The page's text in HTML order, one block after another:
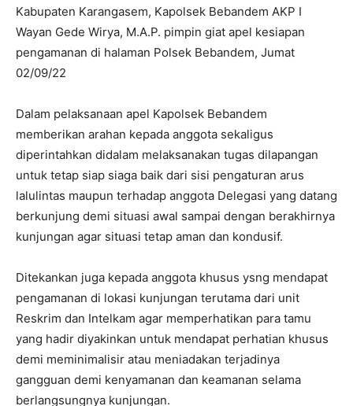
Kabupaten Karangasem, Kapolsek Bebandem AKP I
Wayan Gede Wirya, M.A.P. pimpin giat apel kesiapan
pengamanan di halaman Polsek Bebandem, Jumat
02/09/22
Dalam pelaksanaan apel Kapolsek Bebandem
memberikan arahan kepada anggota sekaligus
diperintahkan didalam melaksanakan tugas dilapangan
untuk tetap siap siaga baik dari sisi pengaturan arus
lalulintas maupun terhadap anggota Delegasi yang datang
berkunjung demi situasi awal sampai dengan berakhirnya
kunjungan agar situasi tetap aman dan kondusif.
Ditekankan juga kepada anggota khusus ysng mendapat
pengamanan di lokasi kunjungan terutama dari unit
Reskrim dan Intelkam agar memperhatikan para tamu
yang hadir diyakinkan untuk mendapat perhatian khusus
demi meminimalisir atau meniadakan terjadinya
gangguan demi kenyamanan dan keamanan selama
berlangsungnya kunjungan.